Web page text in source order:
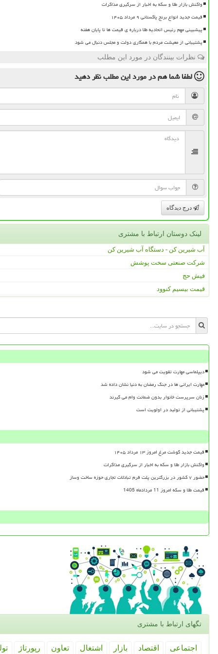
واکنش بازار طلا و سکه به اخبار از سرگیری مذاکرات
قیمت جدید انواع برنج پاکستانی ۹ مرداد ۱۴۰۵
پیشبینی مهم رئیس اتحادیه طلا درباره ی قیمت ها تا پایان هفته
پشتیبانی از معیشت مردم با همکاری دولت و مجلس دنبال می شود
نظرات بینندگان در مورد این مطلب
لطفا شما همدر مورد این مطلبنظر دهید
درج دیدگاه
لینک دوستان ارتباط با مشتری
آب شیرین کن - دستگاه آب شیرین کن
شرکت صنعتی سخت پوشش
فیش حج
قیمت بیسیم کنوود
دیپلماسی مهارت تقویت می شود
مهارت ایرانی ها در جنگ رمضان به دنیا نشان داده شد
زنان سرپرست خانوار بدون ضمانت وام می گیرند
پشتیبانی از تولید در اولویت است
قیمت جدید گوشت مرغ امروز ۱۳ مرداد ۱۴۰۵
واکنش بازار طلا و سکه به اخبار از سرگیری مذاکرات
حضور ۷ کشور در بزرگترین پلت فرم تبادلات تجاری حوزه ساخت وساز
قیمت طلا و سکه امروز 11 مردادماه 1405
تگهای ارتباط با مشتری
اجتماعی اقتصاد بازار اشتغال تعاون رپورتاژ